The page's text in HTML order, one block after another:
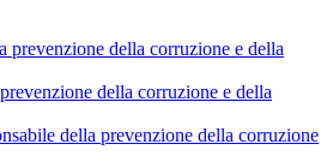
prevenzione della corruzione e della
della corruzione e della
della prevenzione della corruzione